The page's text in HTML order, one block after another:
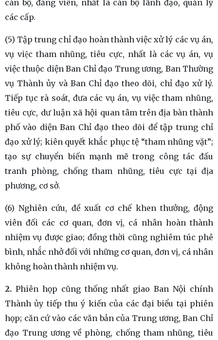
cán bộ, đảng viên, nhất là cán bộ lãnh đạo, quản lý
các cấp.
(5) Tập trung chỉ đạo hoàn thành việc xử lý các vụ án,
vụ việc tham nhũng, tiêu cực, nhất là các vụ án, vụ
việc thuộc diện Ban Chỉ đạo Trung ương, Ban Thường
vụ Thành ủy và Ban Chỉ đạo theo dõi, chỉ đạo xử lý.
Tiếp tục rà soát, đưa các vụ án, vụ việc tham nhũng,
tiêu cực, dư luận xã hội quan tâm trên địa bàn thành
phố vào diện Ban Chỉ đạo theo dõi để tập trung chỉ
đạo xử lý; kiên quyết khắc phục tệ “tham nhũng vặt”;
tạo sự chuyển biến mạnh mẽ trong công tác đấu
tranh phòng, chống tham nhũng, tiêu cực tại địa
phương, cơ sở.
(6) Nghiên cứu, đề xuất cơ chế khen thưởng, động
viên đối các cơ quan, đơn vị, cá nhân hoàn thành
nhiệm vụ được giao; đồng thời cũng nghiêm túc phê
bình, nhắc nhở đối với những cơ quan, đơn vị, cá nhân
không hoàn thành nhiệm vụ.
2. Phiên họp cũng thống nhất giao Ban Nội chính
Thành ủy tiếp thu ý kiến của các đại biểu tại phiên
họp; căn cứ vào các văn bản của Trung ương, Ban Chỉ
đạo Trung ương về phòng, chống tham nhũng, tiêu